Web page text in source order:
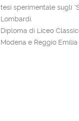
tesi sperimentale sugli
Lombardi.
Diploma di Liceo
Modena e Reggio Emilia